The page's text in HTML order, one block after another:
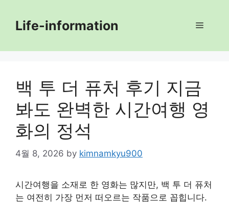
contentLife-information Menu
백 투 더 퓨처 후기 지금
봐도 완벽한 시간여행 영
화의 정석
4월 8, 2026 by kimnamkyu900
시간여행을 소재로 한 영화는 많지만, 백 투 더 퓨처
는 여전히 가장 먼저 떠오르는 작품으로 꼽힙니다.